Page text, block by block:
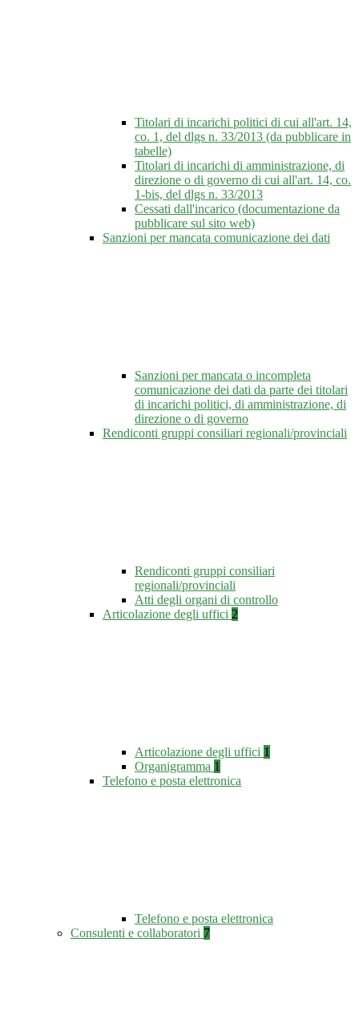
Titolari di incarichi politici di cui all'art. 14,
co. 1, del dlgs n. 33/2013 (da pubblicare in
tabelle)
Titolari di incarichi di amministrazione, di
direzione o di governo di cui all'art. 14, co.
1-bis, del dlgs n. 33/2013
Cessati dall'incarico (documentazione da
pubblicare sul sito web)
Sanzioni per mancata comunicazione dei dati
Sanzioni per mancata o incompleta
comunicazione dei dati da parte dei titolari
di incarichi politici, di amministrazione, di
direzione o di governo
Rendiconti gruppi consiliari regionali/provinciali
Rendiconti gruppi consiliari
regionali/provinciali
Atti degli organi di controllo
Articolazione degli uffici 2
Articolazione degli uffici 1
Organigramma 1
Telefono e posta elettronica
Telefono e posta elettronica
Consulenti e collaboratori 7